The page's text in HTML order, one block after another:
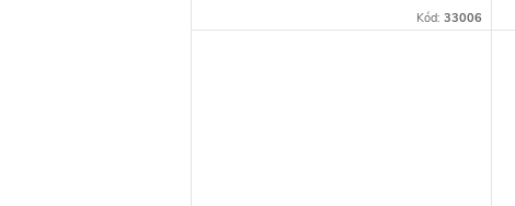
zralého grapefruitu, angreštu,
limetek a mučenky z JAR
Kód:33006